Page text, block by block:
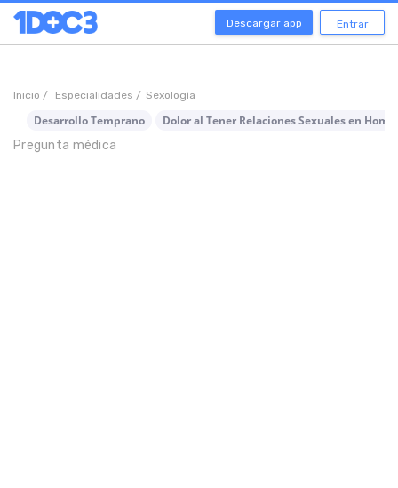
Descargar app Entrar
Inicio / Especialidades / Sexología
Desarrollo Temprano
Dolor al Tener Relaciones Sexuales en
Pregunta médica